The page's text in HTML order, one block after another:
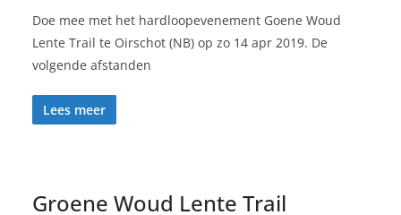
Doe mee met het hardloopevenement Goene Woud
Lente Trail te Oirschot (NB) op zo 14 apr 2019. De
volgende afstanden
Lees meer
Groene Woud Lente Trail